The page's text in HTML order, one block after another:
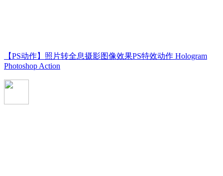
【PS动作】照片转全息摄影图像效果PS特效动作 Hologram
Photoshop Action